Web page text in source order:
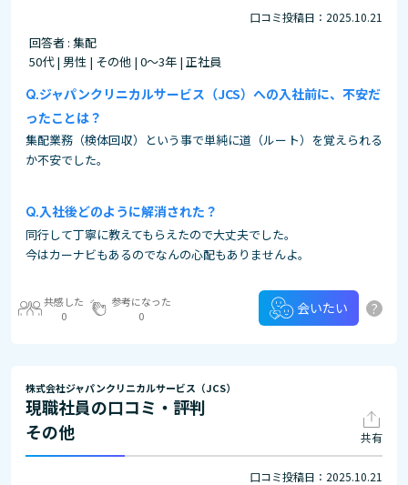
口コミ投稿日：2025.10.21
回答者 : 集配
50代 | 男性 | その他 | 0～3年 | 正社員
ジャパンクリニカルサービス（JCS）への入社前に、不安だ
ったことは？
集配業務（検体回収）という事で単純に道（ルート）を覚えられる
か不安でした。
入社後どのように解消された？
同行して丁寧に教えてもらえたので大丈夫でした。
今はカーナビもあるのでなんの心配もありませんよ。
共感した
0
参考になった
0
会いたい ?
株式会社ジャパンクリニカルサービス（JCS）
現職社員の口コミ・評判
その他
共有
口コミ投稿日：2025.10.21